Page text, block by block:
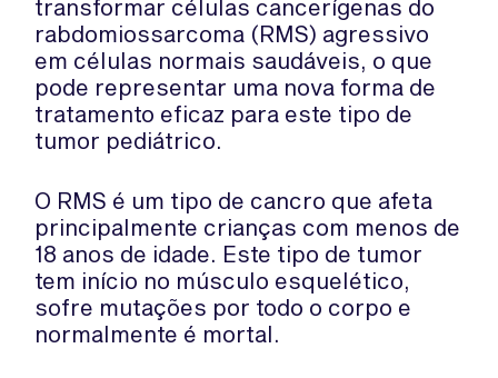
transformar células cancerígenas do
rabdomiossarcoma (RMS) agressivo
em células normais saudáveis, o que
pode representar uma nova forma de
tratamento eficaz para este tipo de
tumor pediátrico.
O RMS é um tipo de cancro que afeta
principalmente crianças com menos de
18 anos de idade. Este tipo de tumor
tem início no músculo esquelético,
sofre mutações por todo o corpo e
normalmente é mortal.